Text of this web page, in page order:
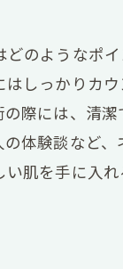
のようなポ
しっかりカ
際には、清
体験談など
肌を手に入れ